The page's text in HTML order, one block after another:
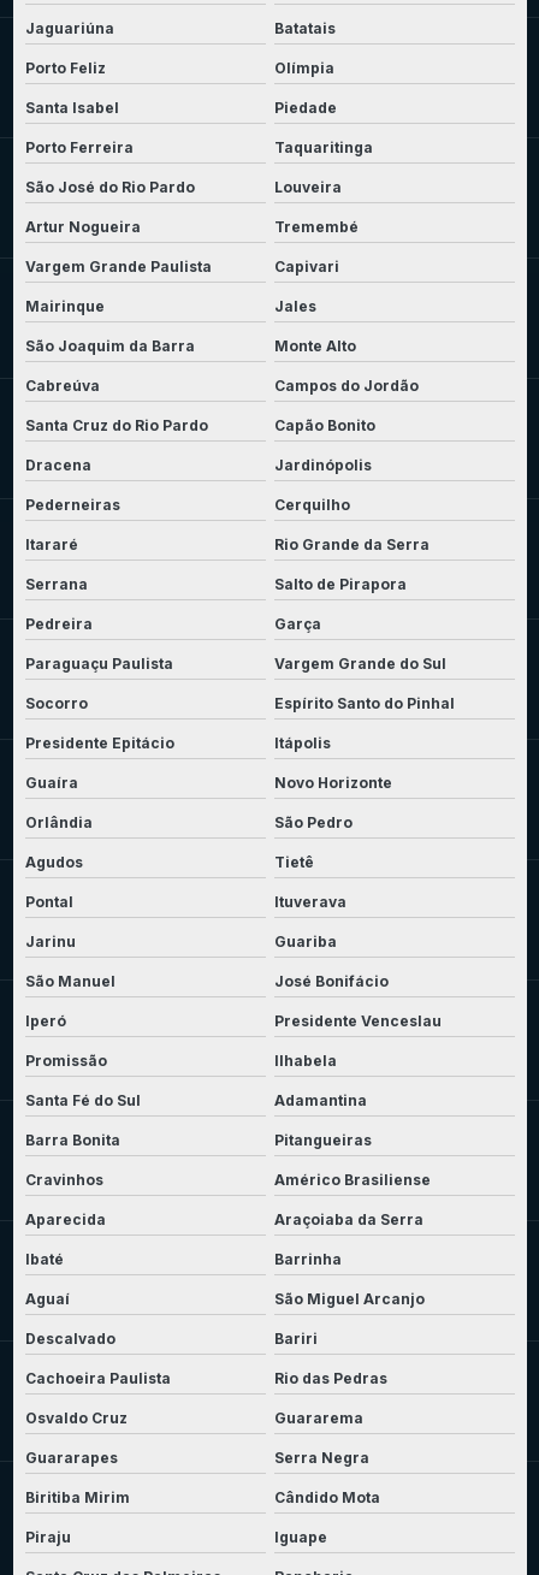
Jaguariúna Batatais
Porto Feliz Olímpia
Santa Isabel Piedade
Porto Ferreira Taquaritinga
São José do Rio Pardo Louveira
Artur Nogueira Tremembé
Vargem Grande Paulista Capivari
Mairinque Jales
São Joaquim da Barra Monte Alto
Cabreúva Campos do Jordão
Santa Cruz do Rio Pardo Capão Bonito
Dracena Jardinópolis
Pederneiras Cerquilho
Itararé Rio Grande da Serra
Serrana Salto de Pirapora
Pedreira Garça
Paraguaçu Paulista Vargem Grande do Sul
Socorro Espírito Santo do Pinhal
Presidente Epitácio Itápolis
Guaíra Novo Horizonte
Orlândia São Pedro
Agudos Tietê
Pontal Ituverava
Jarinu Guariba
São Manuel José Bonifácio
Iperó Presidente Venceslau
Promissão Ilhabela
Santa Fé do Sul Adamantina
Barra Bonita Pitangueiras
Cravinhos Américo Brasiliense
Aparecida Araçoiaba da Serra
Ibaté Barrinha
Aguaí São Miguel Arcanjo
Descalvado Bariri
Cachoeira Paulista Rio das Pedras
Osvaldo Cruz Guararema
Guararapes Serra Negra
Biritiba Mirim Cândido Mota
Piraju Iguape